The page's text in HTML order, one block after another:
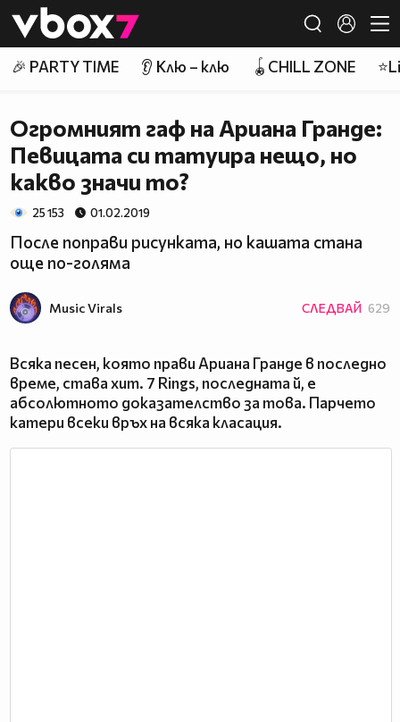
👾
🎉 PARTY TIME 👂 Клю – клю 🪀CHILL ZONE
Огромният гаф на Ариана Гранде:
Певицата си татуира нещо, но
какво значи то?
25 153 01.02.2019
После поправи рисунката, но кашата стана
още по-голяма
Music Virals СЛЕДВАЙ 629
Всяка песен, която прави Ариана Гранде в последно
време, става хит. 7 Rings, последната й, е
абсолютното доказателство за това. Парчето
катери всеки връх на всяка класация.